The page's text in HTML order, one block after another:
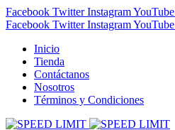
Facebook Twitter InstagramYouTube
Facebook Twitter InstagramYouTube
Inicio
Tienda
Contáctanos
Nosotros
Términos y Condiciones